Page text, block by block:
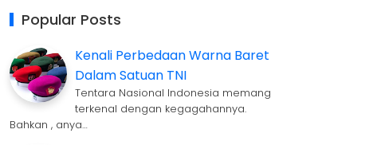
Popular Posts
Kenali Perbedaan Warna Baret
Dalam Satuan TNI
Tentara Nasional Indonesia memang
terkenal dengan kegagahannya.
Bahkan , anya…